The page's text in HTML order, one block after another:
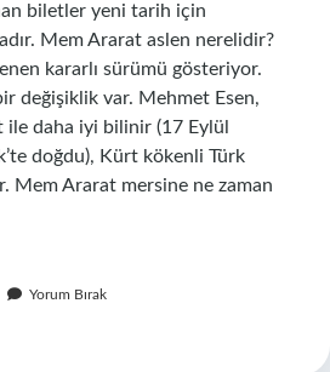
biletler yeni tarih için
Mem Ararat aslen nerelidir?
kararlı sürümü gösteriyor.
değişiklik var. Mehmet Esen,
ile daha iyi bilinir (17 Eylül
doğdu), Kürt kökenli Türk
Mem Ararat mersine ne zaman
Yorum Bırak